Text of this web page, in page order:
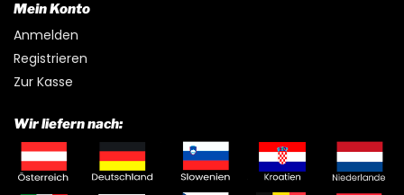
Mein Konto
Anmelden
Registrieren
Zur Kasse
Wir liefern nach: